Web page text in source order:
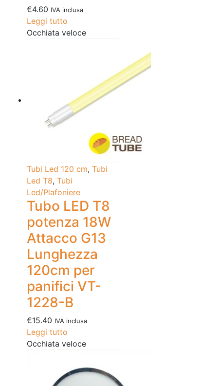
€4.60 IVA inclusa
Leggi tutto
Occhiata veloce
Tubi Led 120 cm, Tubi
Led T8, Tubi
Led/Plafoniere
Tubo LED T8
potenza 18W
Attacco G13
Lunghezza
120cm per
panifici VT-
1228-B
€15.40 IVA inclusa
Leggi tutto
Occhiata veloce